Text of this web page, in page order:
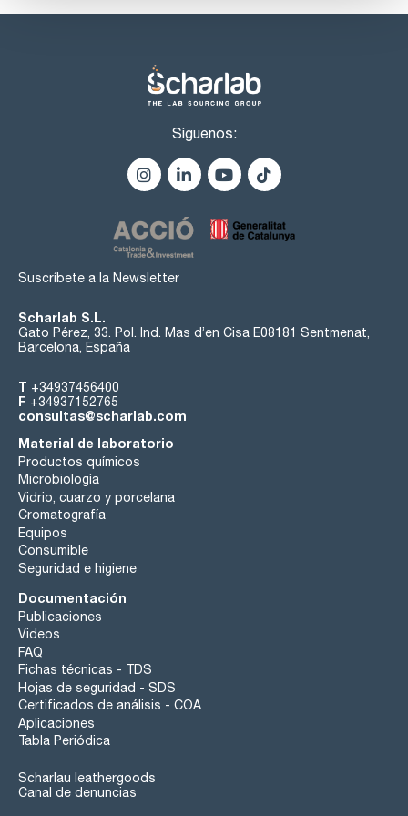
Síguenos:
Suscríbete a la Newsletter
Scharlab S.L.
Gato Pérez, 33. Pol. Ind. Mas d’en Cisa E08181 Sentmenat,
Barcelona, España
T +34937456400
F +34937152765
consultas@scharlab.com
Material de laboratorio
Productos químicos
Microbiología
Vidrio, cuarzo y porcelana
Cromatografía
Equipos
Consumible
Seguridad e higiene
Documentación
Publicaciones
Videos
FAQ
Fichas técnicas - TDS
Hojas de seguridad - SDS
Certificados de análisis - COA
Aplicaciones
Tabla Periódica
Scharlau leathergoods
Canal de denuncias